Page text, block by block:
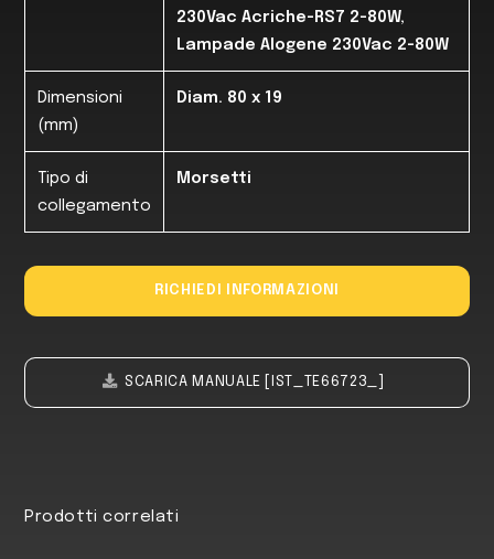
230Vac Acriche-RS7 2-80W,
Lampade Alogene 230Vac 2-80W
Dimensioni
(mm)
Diam. 80 x 19
Tipo di
collegamento
Morsetti
RICHIEDI INFORMAZIONI
SCARICA MANUALE [IST_TE66723_]
Prodotti correlati